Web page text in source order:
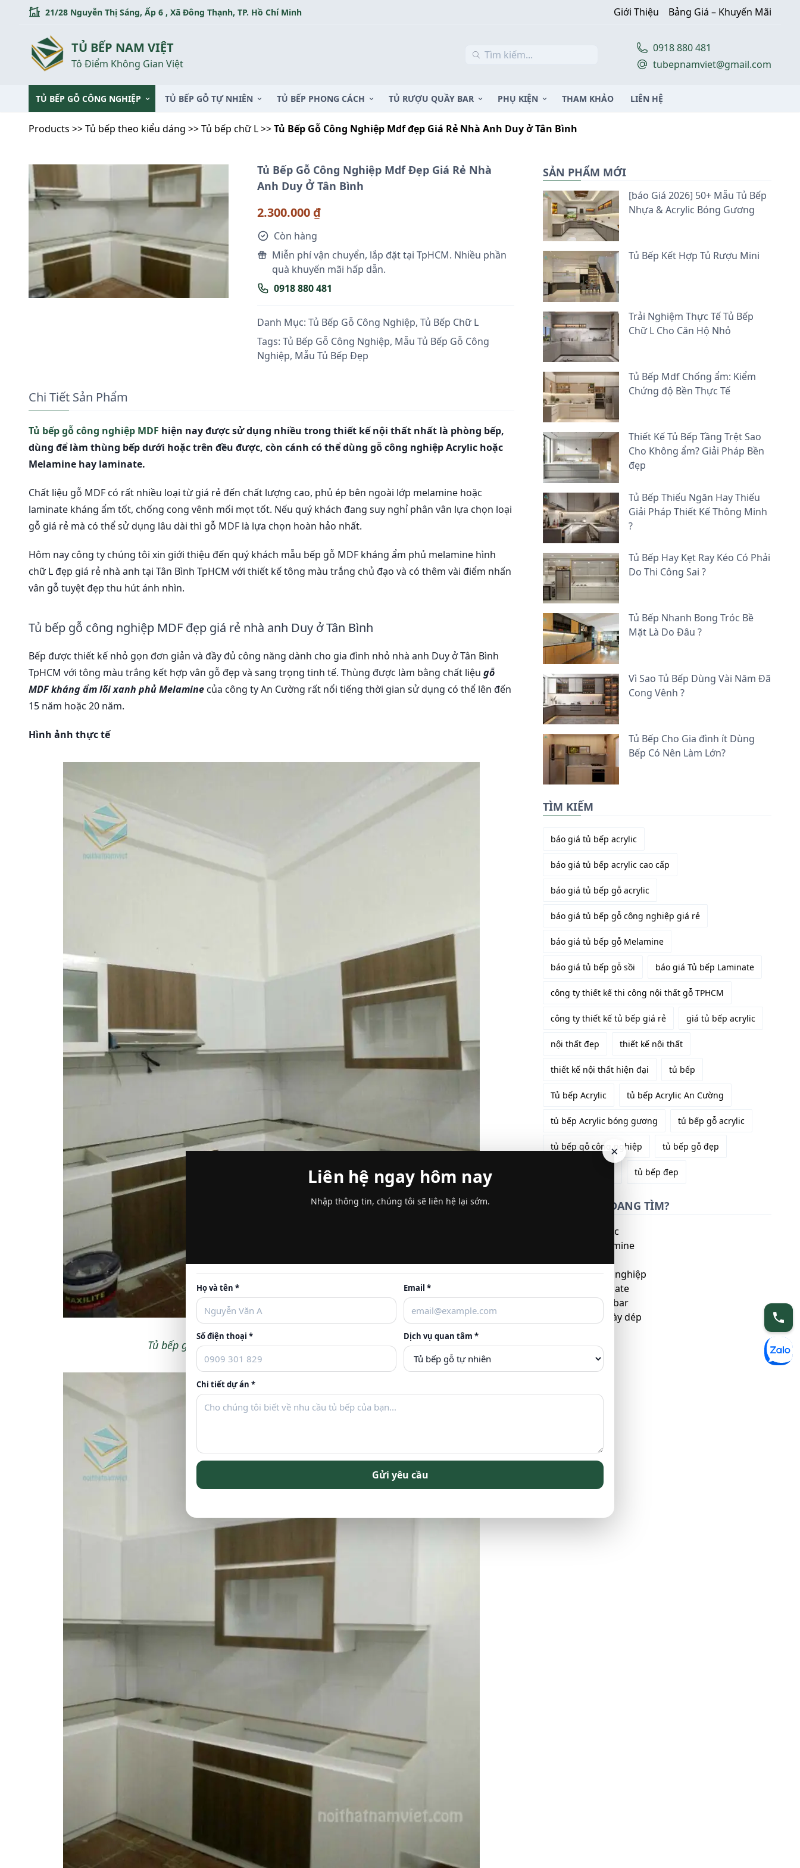
21/28 Nguyễn Thị Sáng, Ấp 6 , Xã Đông Thạnh, TP. Hồ Chí Minh Giới Thiệu Bảng Giá – Khuyến Mãi
TỦ BẾP NAM VIỆT
Tô Điểm Không Gian Việt
0918 880 481
tubepnamviet@gmail.com
TỦ BẾP GỖ CÔNG NGHIỆP TỦ BẾP GỖ TỰ NHIÊN TỦ BẾP PHONG CÁCH TỦ RƯỢU QUẦY BAR PHỤ KIỆN THAM KHẢO LIÊN HỆ
Products >>Tủ bếp theo kiểu dáng >>Tủ bếp chữ L>>Tủ Bếp Gỗ Công Nghiệp Mdf đẹp Giá Rẻ Nhà Anh Duy ở Tân Bình
Tủ Bếp Gỗ Công Nghiệp Mdf Đẹp Giá Rẻ Nhà
Anh Duy Ở Tân Bình
2.300.000 ₫
Còn hàng
Miễn phí vận chuyển, lắp đặt tại TpHCM. Nhiều phần
quà khuyến mãi hấp dẫn.
0918 880 481
Danh Mục: Tủ Bếp Gỗ Công Nghiệp, Tủ Bếp Chữ L
Tags: Tủ Bếp Gỗ Công Nghiệp, Mẫu Tủ Bếp Gỗ Công
Nghiệp, Mẫu Tủ Bếp Đẹp
Chi Tiết Sản Phẩm
Tủ bếp gỗ công nghiệp MDF hiện nay được sử dụng nhiều trong thiết kế nội thất nhất là phòng bếp,
dùng để làm thùng bếp dưới hoặc trên đều được, còn cánh có thể dùng gỗ công nghiệp Acrylic hoặc
Melamine hay laminate.
Chất liệu gỗ MDF có rất nhiều loại từ giá rẻ đến chất lượng cao, phủ ép bên ngoài lớp melamine hoặc
laminate kháng ẩm tốt, chống cong vênh mối mọt tốt. Nếu quý khách đang suy nghỉ phân vân lựa chọn loại
gỗ giá rẻ mà có thể sử dụng lâu dài thì gỗ MDF là lựa chọn hoàn hảo nhất.
Hôm nay công ty chúng tôi xin giới thiệu đến quý khách mẫu bếp gỗ MDF kháng ẩm phủ melamine hình
chữ L đẹp giá rẻ nhà anh tại Tân Bình TpHCM với thiết kế tông màu trắng chủ đạo và có thêm vài điểm nhấn
vân gỗ tuyệt đẹp thu hút ánh nhìn.
Tủ bếp gỗ công nghiệp MDF đẹp giá rẻ nhà anh Duy ở Tân Bình
Bếp được thiết kế nhỏ gọn đơn giản và đầy đủ công năng dành cho gia đình nhỏ nhà anh Duy ở Tân Bình
TpHCM với tông màu trắng kết hợp vân gỗ đẹp và sang trọng tinh tế. Thùng được làm bằng chất liệu gỗ
MDF kháng ẩm lõi xanh phủ Melaminecủa công ty An Cường rất nổi tiếng thời gian sử dụng có thể lên đến
15 năm hoặc 20 năm.
Hình ảnh thực tế
Tủ bếp gỗ MDFkháng ẩm hình chữ L đơn giản giá rẻ
SẢN PHẨM MỚI
[báo Giá 2026] 50+ Mẫu Tủ Bếp
Nhựa & Acrylic Bóng Gương
Tủ Bếp Kết Hợp Tủ Rượu Mini
Trải Nghiệm Thực Tế Tủ Bếp
Chữ L Cho Căn Hộ Nhỏ
Tủ Bếp Mdf Chống ẩm: Kiểm
Chứng độ Bền Thực Tế
Thiết Kế Tủ Bếp Tầng Trệt Sao
Cho Không ẩm? Giải Pháp Bền
đẹp
Tủ Bếp Thiếu Ngăn Hay Thiếu
Giải Pháp Thiết Kế Thông Minh
?
Tủ Bếp Hay Kẹt Ray Kéo Có Phải
Do Thi Công Sai ?
Tủ Bếp Nhanh Bong Tróc Bề
Mặt Là Do Đâu ?
Vì Sao Tủ Bếp Dùng Vài Năm Đã
Cong Vênh ?
Tủ Bếp Cho Gia đình ít Dùng
Bếp Có Nên Làm Lớn?
TÌM KIẾM
báo giá tủ bếp acrylic
báo giá tủ bếp acrylic cao cấp
báo giá tủ bếp gỗ acrylic
báo giá tủ bếp gỗ công nghiệp giá rẻ
báo giá tủ bếp gỗ Melamine
báo giá tủ bếp gỗ sồi báo giá Tủ bếp Laminate
công ty thiết kế thi công nội thất gỗ TPHCM
công ty thiết kế tủ bếp giá rẻ giá tủ bếp acrylic
nội thất đẹp thiết kế nội thất
thiết kế nội thất hiện đại tủ bếp
Tủ bếp Acrylic tủ bếp Acrylic An Cường
tủ bếp Acrylic bóng gương tủ bếp gỗ acrylic
tủ bếp gỗ công nghiệp tủ bếp gỗ đẹp
tủ bếp đep
QUÝ KHÁCH ĐANG TÌM?
Tủ bếp gỗ Acrylic
Tủ bếp gỗ Melamine
Tủ bếp gỗ công nghiệp
Tủ bếp gỗ laminate
Tủ bếp có quầy bar
Kệ trưng bày giày dép
×
Liên hệ ngay hôm nay
Nhập thông tin, chúng tôi sẽ liên hệ lại sớm.
Họ và tên * Email *
Số điện thoại * Dịch vụ quan tâm *
Chi tiết dự án *
Gửi yêu cầu